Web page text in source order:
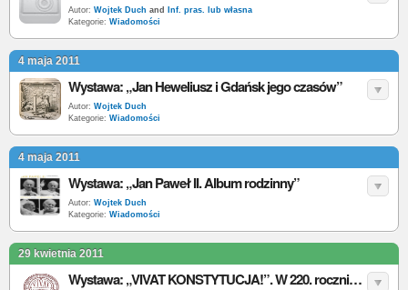
Autor: Wojtek Duch and
Inf. pras. lub własna
Kategorie: Wiadomości
4 maja 2011
Wystawa: „Jan Heweliusz i Gdańsk jego czasów”
Autor: Wojtek Duch
Kategorie: Wiadomości
4 maja 2011
Wystawa: „Jan Paweł II. Album rodzinny”
Autor: Wojtek Duch
Kategorie: Wiadomości
29 kwietnia 2011
Wystawa: „VIVAT KONSTYTUCJA!”. W 220. rocznicę Konstytucji 3 maja